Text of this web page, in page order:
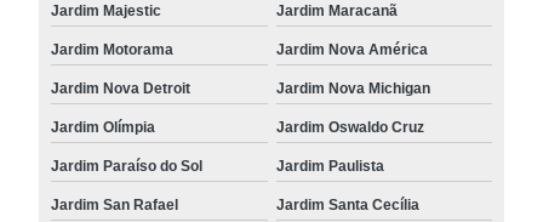
Jardim Majestic Jardim Maracanã
Jardim Motorama Jardim Nova América
Jardim Nova Detroit Jardim Nova Michigan
Jardim Olímpia Jardim Oswaldo Cruz
Jardim Paraíso do Sol Jardim Paulista
Jardim San Rafael Jardim Santa Cecília